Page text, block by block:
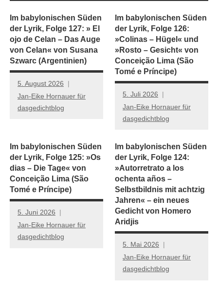
Im babylonischen Süden
der Lyrik, Folge 127: » El
ojo de Celan – Das Auge
von Celan« von Susana
Szwarc (Argentinien)
5. August 2026
Jan-Eike Hornauer für
dasgedichtblog
Im babylonischen Süden
der Lyrik, Folge 126:
»Colinas – Hügel« und
»Rosto – Gesicht« von
Conceição Lima (São
Tomé e Príncipe)
5. Juli 2026
Jan-Eike Hornauer für
dasgedichtblog
Im babylonischen Süden
der Lyrik, Folge 125: »Os
dias – Die Tage« von
Conceição Lima (São
Tomé e Príncipe)
5. Juni 2026
Jan-Eike Hornauer für
dasgedichtblog
Im babylonischen Süden
der Lyrik, Folge 124:
»Autorretrato a los
ochenta años –
Selbstbildnis mit achtzig
Jahren« – ein neues
Gedicht von Homero
Aridjis
5. Mai 2026
Jan-Eike Hornauer für
dasgedichtblog